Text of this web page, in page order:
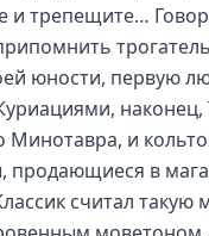
и трепещите…
юности, первую
наконец,
Минотавра, и
продающиеся в
считал такую